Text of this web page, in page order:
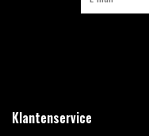
Klantenservice